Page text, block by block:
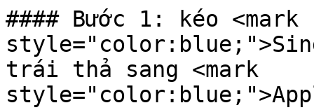
#### Bước 1: kéo <mark
trái thả sang <mark